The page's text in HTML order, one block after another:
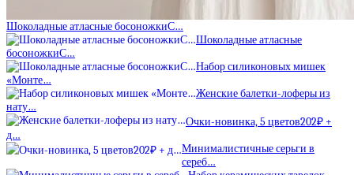
Шоколадные атласные босоножкиС…
Шоколадные атласные
босоножкиС…
Набор силиконовых мишек
«Монте…
Женские балетки-лоферы из
нату…
Очки-новинка, 5 цветов202₽ +
д…
Минималистичные серьги в
сереб…